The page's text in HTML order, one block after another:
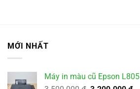
MỚI NHẤT
Máy in màu cũ Epson L805